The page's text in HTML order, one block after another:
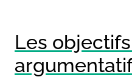
Les objectifs